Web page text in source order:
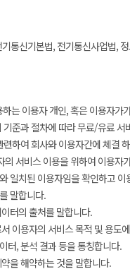
통신기본법, 전기통신사업법,
는 이용자 개인, 혹은 이용자가
기준과 절차에 따라 무료/유료
하여 회사와 이용자간에 체결
서비스 이용을 위하여 이용
일치된 이용자임을 확인하고
말합니다.
터의 출처를 말합니다.
이용자의 서비스 목적 및 용
터, 분석 결과 등을 통칭합니다.
을 해약하는 것을 말합니다.